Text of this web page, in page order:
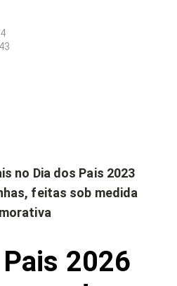
no Dia dos Pais 2023
feitas sob medida
2026